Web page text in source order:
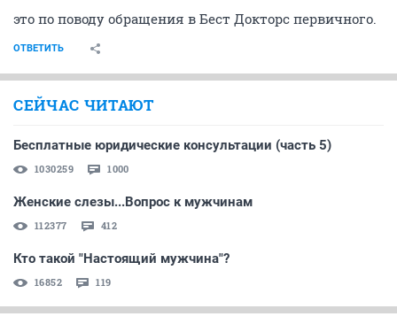
это по поводу обращения в Бест Докторс первичного.
ОТВЕТИТЬ
СЕЙЧАС ЧИТАЮТ
Бесплатные юридические консультации (часть 5)
1030259 1000
Женские слезы...Вопрос к мужчинам
112377 412
Кто такой "Настоящий мужчина"?
16852 119